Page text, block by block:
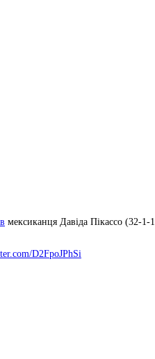
мексиканця Давіда Пікассо (32-1-
D2FpoJPhSi